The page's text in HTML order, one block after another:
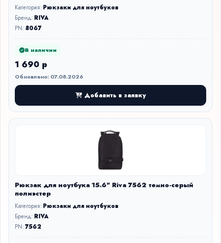
Категория: Рюкзаки для ноутбуков
Бренд: RIVA
PN: 8067
В наличии
1 690 р
Обновлено: 07.08.2026
Добавить в заявку
Рюкзак для ноутбука 15.6" Riva 7562 темно-серый
полиэстер
Категория: Рюкзаки для ноутбуков
Бренд: RIVA
PN:7562